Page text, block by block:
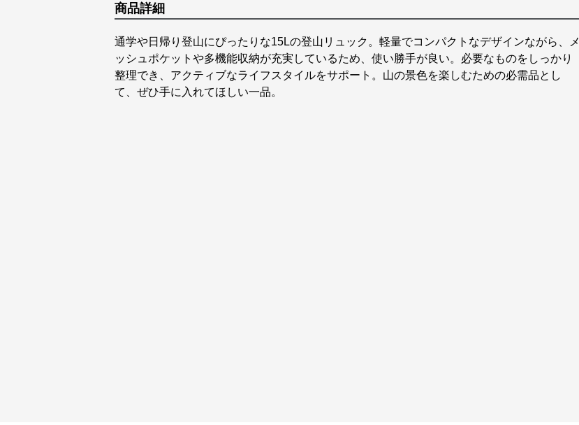
商品詳細
通学や日帰り登山にぴったりな15Lの登山リュック。軽量でコンパクトなデザインながら、メ
ッシュポケットや多機能収納が充実しているため、使い勝手が良い。必要なものをしっかり
整理でき、アクティブなライフスタイルをサポート。山の景色を楽しむための必需品とし
て、ぜひ手に入れてほしい一品。